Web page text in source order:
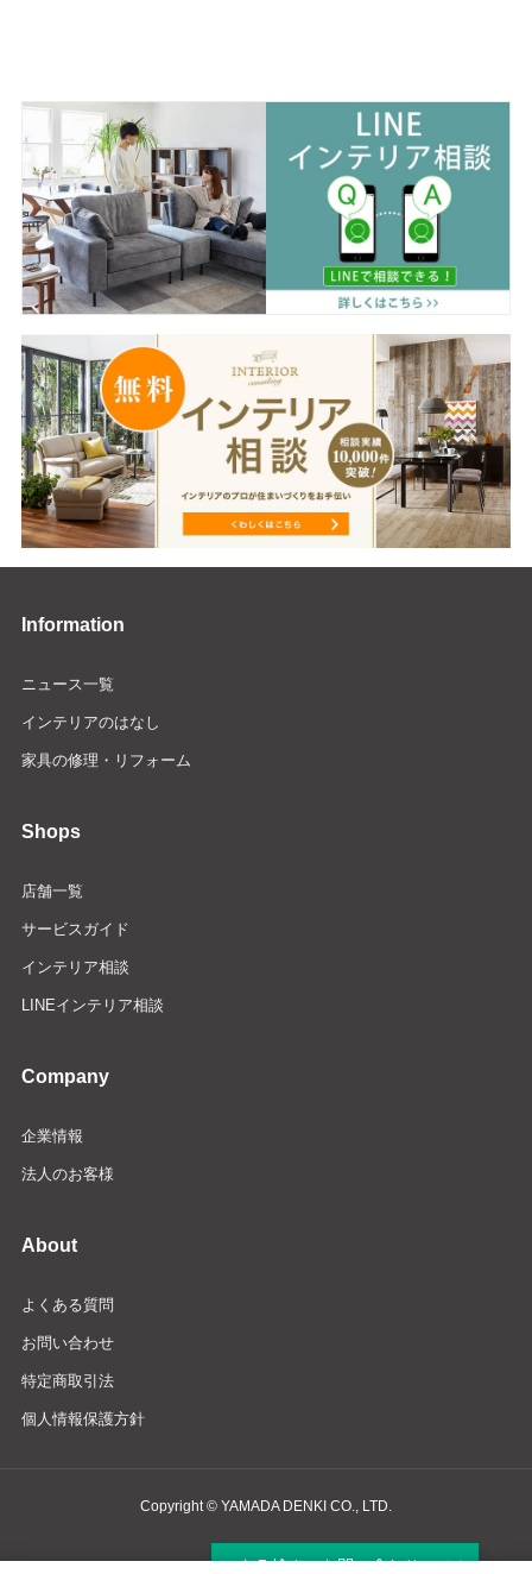
Information
ニュース一覧
インテリアのはなし
家具の修理・リフォーム
Shops
店舗一覧
サービスガイド
インテリア相談
LINEインテリア相談
Company
企業情報
法人のお客様
About
よくある質問
お問い合わせ
特定商取引法
個人情報保護方針
Copyright © YAMADA DENKI CO., LTD.
商品検索・お問い合わせ